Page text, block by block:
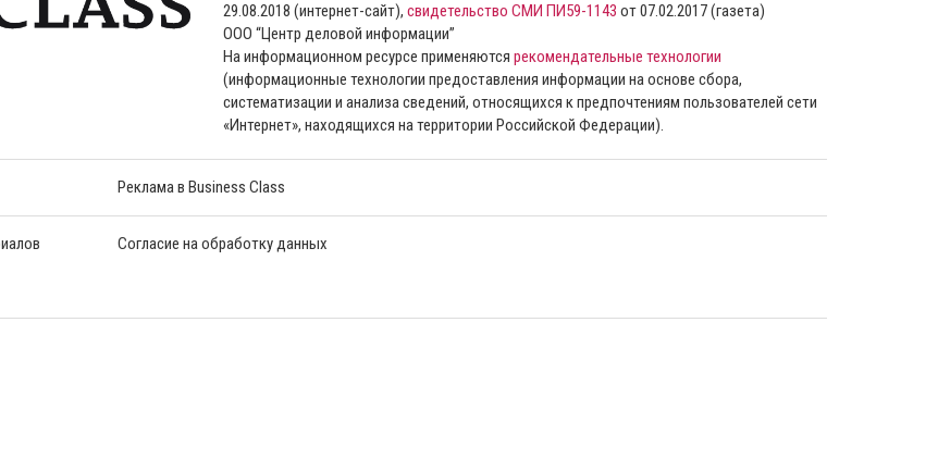
29.08.2018 (интернет-сайт), свидетельство СМИ ПИ59-1143 от 07.02.2017 (газета)
ООО “Центр деловой информации”
На информационном ресурсе применяются рекомендательные технологии
(информационные технологии предоставления информации на основе сбора,
систематизации и анализа сведений, относящихся к предпочтениям пользователей сети
«Интернет», находящихся на территории Российской Федерации).
Реклама в Business Class
Согласие на обработку данных